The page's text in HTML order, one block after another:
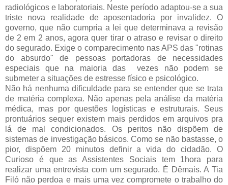
radiológicos e laboratoriais. Neste período adaptou-se a sua
triste nova realidade de aposentadoria por invalidez. O
governo, que não cumpria a lei que determinava a revisão
de 2 em 2 anos, agora quer tirar o atraso e revisar o direito
do segurado. Exige o comparecimento nas APS das "rotinas
do absurdo" de pessoas portadoras de necessidades
especiais que na maioria das vezes não podem se
submeter a situações de estresse físico e psicológico.
Não há nenhuma dificuldade para se entender que se trata
de matéria complexa. Não apenas pela análise da matéria
médica, mas por questões logísticas e estruturais. Seus
prontuários sequer existem mais perdidos em arquivos pra
lá de mal condicionados. Os peritos não dispõem de
sistemas de investigação básicos. Como se não bastasse, o
pior, dispõem 20 minutos definir a vida do cidadão. O
Curioso é que as Assistentes Sociais tem 1hora para
realizar uma entrevista com um segurado. É Dêmais. A Tia
Filó não perdoa e mais uma vez compromete o trabalho do